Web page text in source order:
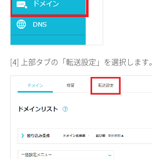
[4] 上部タブの「転送設定」を選択します。